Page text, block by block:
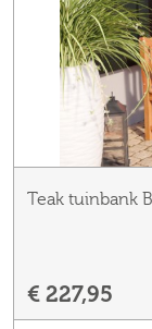
Teak tuinbank
€ 227,95